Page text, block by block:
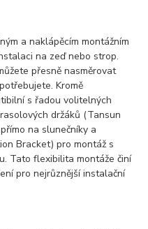
a naklápěcím montážním
na zeď nebo strop.
přesně nasměrovat
Kromě
s řadou volitelných
držáků (Tansun
na slunečníky a
Bracket) pro montáž s
Tato flexibilita montáže činí
pro nejrůznější instalační